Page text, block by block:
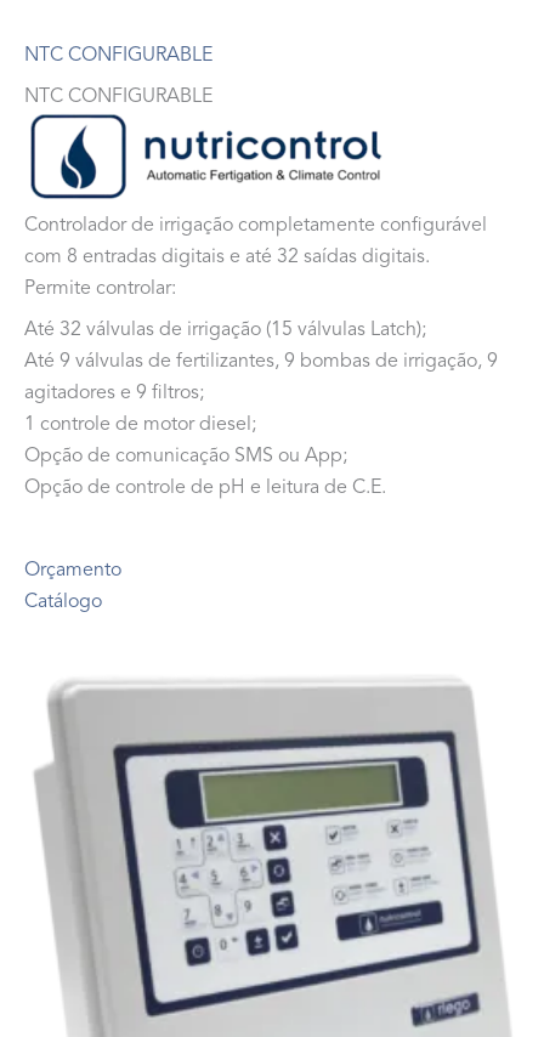
NTC CONFIGURABLE
NTC CONFIGURABLE
Controlador de irrigação completamente configurável
com 8 entradas digitais e até 32 saídas digitais.
Permite controlar:
Até 32 válvulas de irrigação (15 válvulas Latch);
Até 9 válvulas de fertilizantes, 9 bombas de irrigação, 9
agitadores e 9 filtros;
1 controle de motor diesel;
Opção de comunicação SMS ou App;
Opção de controle de pH e leitura de C.E.
Orçamento
Catálogo